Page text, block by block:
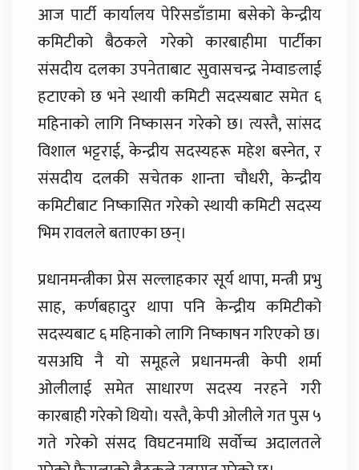
आज पार्टी कार्यालय पेरिसडाँडामा बसेको केन्द्रीय
कमिटीको बैठकले गरेको कारबाहीमा पार्टीका
संसदीय दलका उपनेताबाट सुवासचन्द्र नेम्वाङलाई
हटाएको छ भने स्थायी कमिटी सदस्यबाट समेत ६
महिनाको लागि निष्कासन गरेको छ। त्यस्तै, सांसद
विशाल भट्टराई, केन्द्रीय सदस्यहरू महेश बस्नेत, र
संसदीय दलकी सचेतक शान्ता चौधरी, केन्द्रीय
कमिटीबाट निष्कासित गरेको स्थायी कमिटी सदस्य
भिम रावलले बताएका छन्।
प्रधानमन्त्रीका प्रेस सल्लाहकार सूर्य थापा, मन्त्री प्रभु
साह, कर्णबहादुर थापा पनि केन्द्रीय कमिटीको
सदस्यबाट ६ महिनाको लागि निष्काषन गरिएको छ।
यसअघि नै यो समूहले प्रधानमन्त्री केपी शर्मा
ओलीलाई समेत साधारण सदस्य नरहने गरी
कारबाही गरेको थियो। यस्तै, केपी ओलीले गत पुस ५
गते गरेको संसद विघटनमाथि सर्वोच्च अदालतले